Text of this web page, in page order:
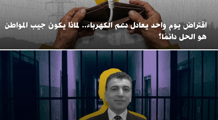
اقتراض يوم واحد يعادل دعم الكهرباء.. لماذا يكون جيب المواطن
هو الحل دائمًا؟